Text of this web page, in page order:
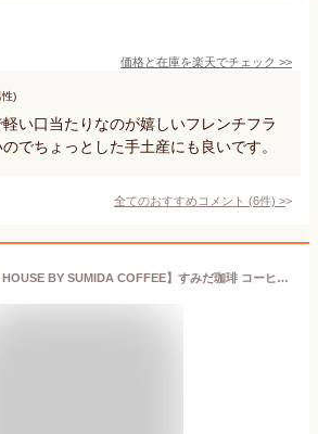
価格と在庫を楽天でチェック >>
性)
い口当たりなのが嬉しいフレンチフラ
でちょっとした手土産にも良いです。
全てのおすすめコメント (6件) >
【THE COFFEE HOUSE BY SUMIDA COFFEE】すみだ珈琲 コーヒバッグ 5個入り ギフト 帰省土産 030a ■ラッピング無料